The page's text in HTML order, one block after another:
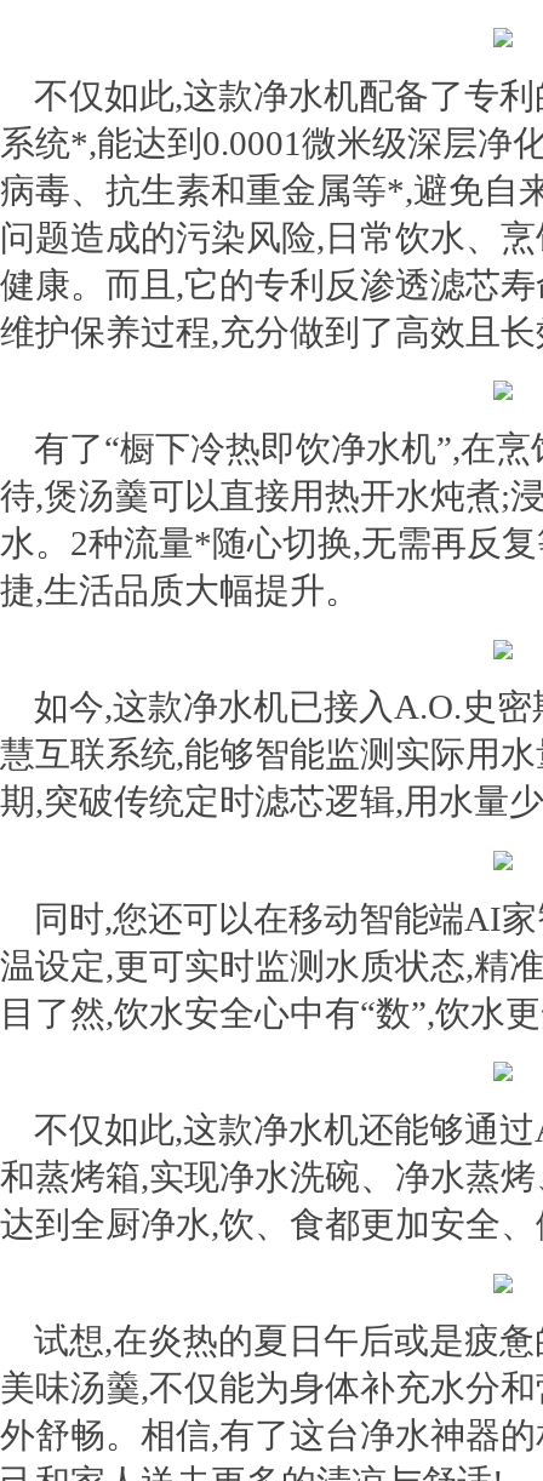
不仅如此,这款净水机配备了专
系统*,能达到0.0001微米级深层净
病毒、抗生素和重金属等*,避免自
问题造成的污染风险,日常饮水、
健康。而且,它的专利反渗透滤芯
维护保养过程,充分做到了高效且
有了“橱下冷热即饮净水机”,在
待,煲汤羹可以直接用热开水炖煮;
水。2种流量*随心切换,无需再反
捷,生活品质大幅提升。
如今,这款净水机已接入A.O.史
慧互联系统,能够智能监测实际用
期,突破传统定时滤芯逻辑,用水量
同时,您还可以在移动智能端AI
温设定,更可实时监测水质状态,精
目了然,饮水安全心中有“数”,饮水
不仅如此,这款净水机还能够通
和蒸烤箱,实现净水洗碗、净水蒸
达到全厨净水,饮、食都更加安全
试想,在炎热的夏日午后或是疲
美味汤羹,不仅能为身体补充水分
外舒畅。相信,有了这台净水神器